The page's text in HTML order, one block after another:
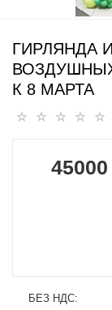
ГИРЛЯНДА
К 8 МАРТА
БЕЗ НДС: